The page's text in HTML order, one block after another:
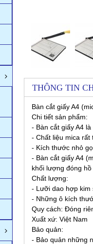
THÔNG TIN
Bàn cắt giấy A4
Chi tiết sản phẩm:
- Bàn cắt giấy A4
- Chất liệu mica
- Kích thước nhỏ
- Bàn cắt giấy A4
khối lượng đóng hồ
Chất lượng:
- Lưỡi dao hợp kim
- Những ô kích
Quy cách: Đóng
Xuất xứ: Việt Nam
Bảo quản:
- Bảo quản những